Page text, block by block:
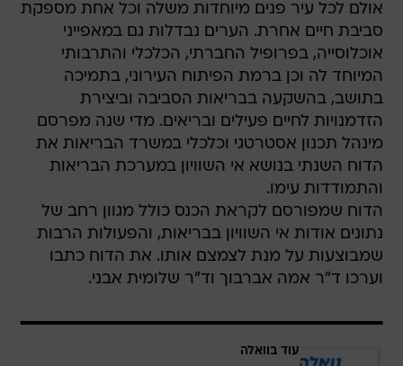
אולם לכל עיר פנים מיוחדות משלה וכל אחת מספקת
סביבת חיים אחרת. הערים נבדלות גם במאפייני
אוכלוסייה, בפרופיל החברתי, הכלכלי והתרבותי
המיוחד לה וכן ברמת הפיתוח העירוני, בתמיכה
בתושב, בהשקעה בבריאות הסביבה וביצירת
הזדמנויות לחיים פעילים ובריאים. מדי שנה מפרסם
מינהל תכנון אסטרטגי וכלכלי במשרד הבריאות את
הדוח השנתי בנושא אי השוויון במערכת הבריאות
והתמודדות עימו.
הדוח שמפורסם לקראת הכנס כולל מגוון רחב של
נתונים אודות אי השוויון בבריאות, והפעולות הרבות
שמבוצעות על מנת לצמצם אותו. את הדוח כתבו
וערכו ד"ר אמה אברבוך וד"ר שלומית אבני.
עוד בוואלה